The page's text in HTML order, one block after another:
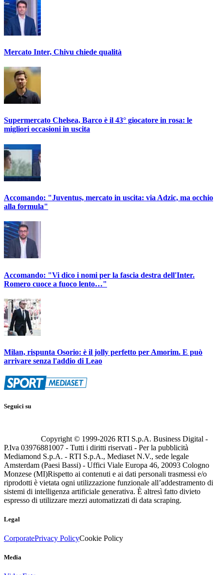
Mercato Inter, Chivu chiede qualità
Supermercato Chelsea, Barco è il 43° giocatore in rosa: le
migliori occasioni in uscita
Accomando: "Juventus, mercato in uscita: via Adzic, ma occhio
alla formula"
Accomando: "Vi dico i nomi per la fascia destra dell'Inter.
Romero cuoce a fuoco lento…"
Milan, rispunta Osorio: è il jolly perfetto per Amorim. E può
arrivare senza l'addio di Leao
Seguici su
Copyright © 1999-2026 RTI S.p.A. Business Digital -
P.Iva 03976881007 - Tutti i diritti riservati - Per la pubblicità
Mediamond S.p.A. - RTI S.p.A., Mediaset N.V., sede legale
Amsterdam (Paesi Bassi) - Uffici Viale Europa 46, 20093 Cologno
Monzese (MI)Rispetto ai contenuti e ai dati personali trasmessi e/o
riprodotti è vietata ogni utilizzazione funzionale all’addestramento di
sistemi di intelligenza artificiale generativa. È altresì fatto divieto
espresso di utilizzare mezzi automatizzati di data scraping.
Legal
CorporatePrivacy PolicyCookie Policy
Media